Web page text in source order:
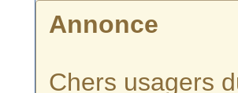
Annonce
Chers usagers